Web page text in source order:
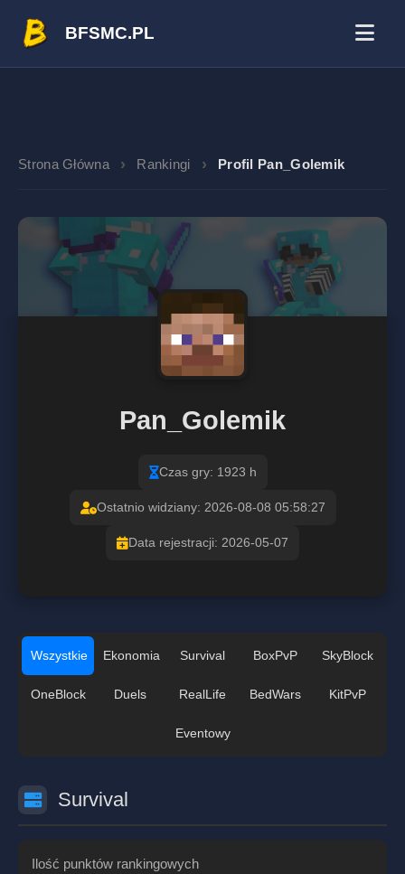
BFSMC.PL
Strona Główna Rankingi Profil Pan_Golemik
Pan_Golemik
Czas gry: 1923 h
Ostatnio widziany: 2026-08-08 05:58:27
Data rejestracji: 2026-05-07
Wszystkie Ekonomia Survival BoxPvP SkyBlock
OneBlock Duels RealLife BedWars KitPvP
Eventowy
Survival
Ilość punktów rankingowych